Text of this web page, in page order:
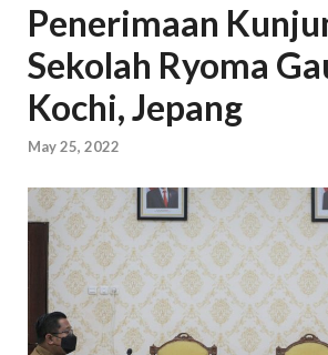
Penerimaan
Sekolah Ryoma
Kochi, Jepang
May 25, 2022